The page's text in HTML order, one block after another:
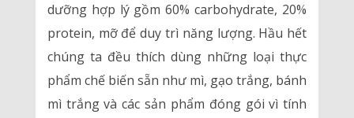
dưỡng hợp lý gồm 60% carbohydrate, 20%
protein, mỡ để duy trì năng lượng. Hầu hết
chúng ta đều thích dùng những loại thực
phẩm chế biến sẵn như mì, gạo trắng, bánh
mì trắng và các sản phẩm đóng gói vì tính